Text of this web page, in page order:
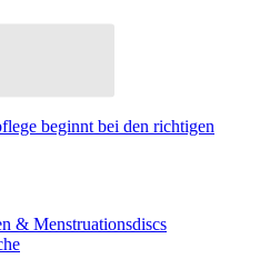
beginnt bei den richtigen
& Menstruationsdiscs